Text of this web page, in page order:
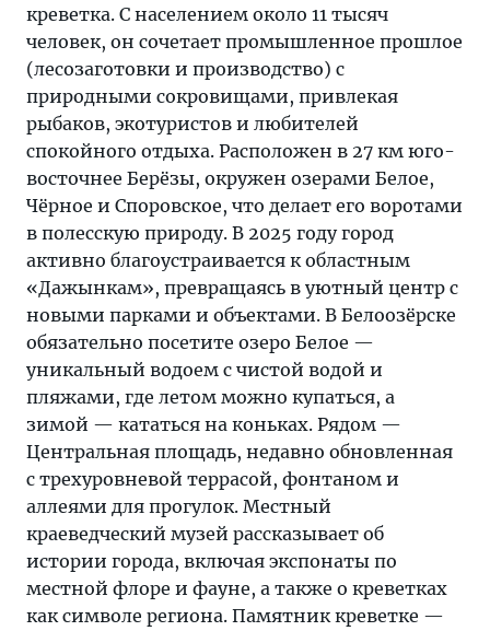
креветка. С населением около 11 тысяч
человек, он сочетает промышленное прошлое
(лесозаготовки и производство) с
природными сокровищами, привлекая
рыбаков, экотуристов и любителей
спокойного отдыха. Расположен в 27 км юго-
восточнее Берёзы, окружен озерами Белое,
Чёрное и Споровское, что делает его воротами
в полесскую природу. В 2025 году город
активно благоустраивается к областным
«Дажынкам», превращаясь в уютный центр с
новыми парками и объектами. В Белоозёрске
обязательно посетите озеро Белое —
уникальный водоем с чистой водой и
пляжами, где летом можно купаться, а
зимой — кататься на коньках. Рядом —
Центральная площадь, недавно обновленная
с трехуровневой террасой, фонтаном и
аллеями для прогулок. Местный
краеведческий музей рассказывает об
истории города, включая экспонаты по
местной флоре и фауне, а также о креветках
как символе региона. Памятник креветке —